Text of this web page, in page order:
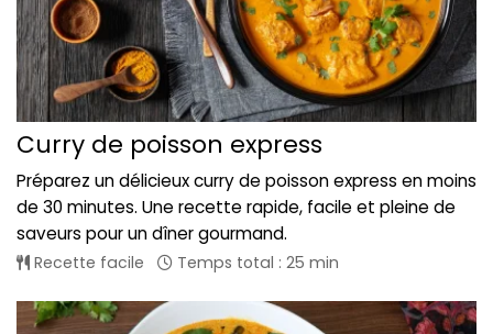
Curry de poisson express
Préparez un délicieux curry de poisson express en moins
de 30 minutes. Une recette rapide, facile et pleine de
saveurs pour un dîner gourmand.
Recette facile Temps total : 25 min